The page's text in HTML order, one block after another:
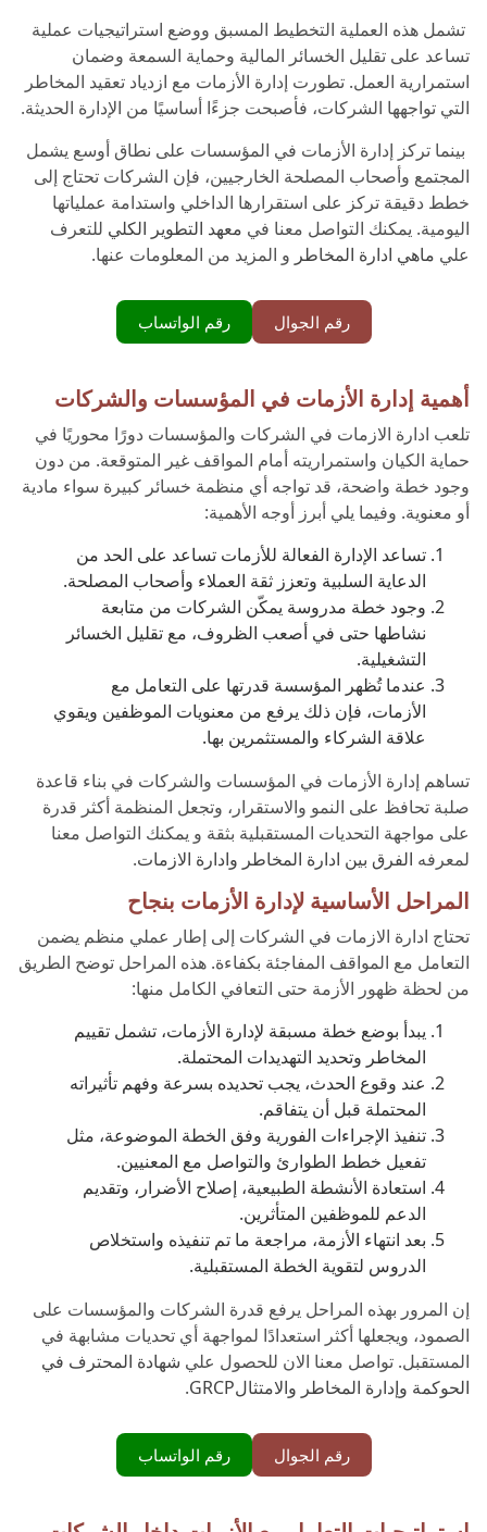
تشمل هذه العملية التخطيط المسبق ووضع استراتيجيات عملية
تساعد على تقليل الخسائر المالية وحماية السمعة وضمان
استمرارية العمل. تطورت إدارة الأزمات مع ازدياد تعقيد المخاطر
التي تواجهها الشركات، فأصبحت جزءًا أساسيًا من الإدارة الحديثة.
بينما تركز إدارة الأزمات في المؤسسات على نطاق أوسع يشمل
المجتمع وأصحاب المصلحة الخارجيين، فإن الشركات تحتاج إلى
خطط دقيقة تركز على استقرارها الداخلي واستدامة عملياتها
اليومية. يمكنك التواصل معنا في معهد التطوير الكلي للتعرف
علي ماهي ادارة المخاطر و المزيد من المعلومات عنها.
رقم الجوال رقم الواتساب
أهمية إدارة الأزمات في المؤسسات والشركات
تلعب ادارة الازمات في الشركات والمؤسسات دورًا محوريًا في
حماية الكيان واستمراريته أمام المواقف غير المتوقعة. من دون
وجود خطة واضحة، قد تواجه أي منظمة خسائر كبيرة سواء مادية
أو معنوية. وفيما يلي أبرز أوجه الأهمية:
تساعد الإدارة الفعالة للأزمات تساعد على الحد من
الدعاية السلبية وتعزز ثقة العملاء وأصحاب المصلحة.
وجود خطة مدروسة يمكّن الشركات من متابعة
نشاطها حتى في أصعب الظروف، مع تقليل الخسائر
التشغيلية.
عندما تُظهر المؤسسة قدرتها على التعامل مع
الأزمات، فإن ذلك يرفع من معنويات الموظفين ويقوي
علاقة الشركاء والمستثمرين بها.
تساهم إدارة الأزمات في المؤسسات والشركات في بناء قاعدة
صلبة تحافظ على النمو والاستقرار، وتجعل المنظمة أكثر قدرة
على مواجهة التحديات المستقبلية بثقة و يمكنك التواصل معنا
لمعرفه الفرق بين ادارة المخاطر وادارة الازمات.
المراحل الأساسية لإدارة الأزمات بنجاح
تحتاج ادارة الازمات في الشركات إلى إطار عملي منظم يضمن
التعامل مع المواقف المفاجئة بكفاءة. هذه المراحل توضح الطريق
من لحظة ظهور الأزمة حتى التعافي الكامل منها:
يبدأ بوضع خطة مسبقة لإدارة الأزمات، تشمل تقييم
المخاطر وتحديد التهديدات المحتملة.
عند وقوع الحدث، يجب تحديده بسرعة وفهم تأثيراته
المحتملة قبل أن يتفاقم.
تنفيذ الإجراءات الفورية وفق الخطة الموضوعة، مثل
تفعيل خطط الطوارئ والتواصل مع المعنيين.
استعادة الأنشطة الطبيعية، إصلاح الأضرار، وتقديم
الدعم للموظفين المتأثرين.
بعد انتهاء الأزمة، مراجعة ما تم تنفيذه واستخلاص
الدروس لتقوية الخطة المستقبلية.
إن المرور بهذه المراحل يرفع قدرة الشركات والمؤسسات على
الصمود، ويجعلها أكثر استعدادًا لمواجهة أي تحديات مشابهة في
المستقبل. تواصل معنا الان للحصول علي شهادة المحترف في
الحوكمة وإدارة المخاطر والامتثالGRCP
.
رقم الجوال رقم الواتساب